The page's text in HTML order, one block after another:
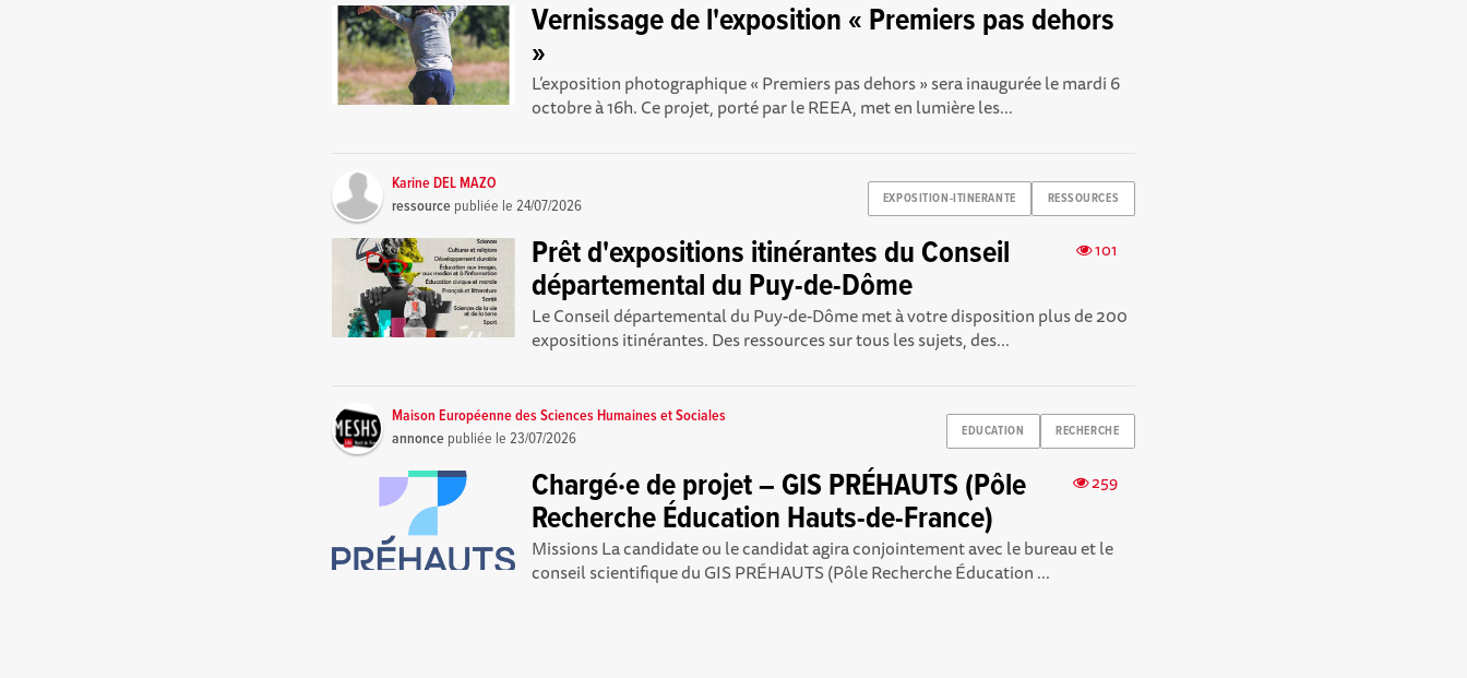
Vernissage de l'exposition « Premiers pas dehors
»
L’exposition photographique « Premiers pas dehors » sera inaugurée le mardi 6
octobre à 16h. Ce projet, porté par le REEA, met en lumière les...
EXPOSITION-ITINERANTE RESSOURCES
Karine DEL MAZO
ressource publiée le24/07/2026
101
Prêt d'expositions itinérantes du Conseil
départemental du Puy-de-Dôme
Le Conseil départemental du Puy-de-Dôme met à votre disposition plus de 200
expositions itinérantes. Des ressources sur tous les sujets, des...
EDUCATION RECHERCHE
Maison Européenne des Sciences Humaines et Sociales
annonce publiée le23/07/2026
259
Chargé·e de projet – GIS PRÉHAUTS (Pôle
Recherche Éducation Hauts-de-France)
Missions La candidate ou le candidat agira conjointement avec le bureau et le
conseil scientifique du GIS PRÉHAUTS (Pôle Recherche Éducation ...